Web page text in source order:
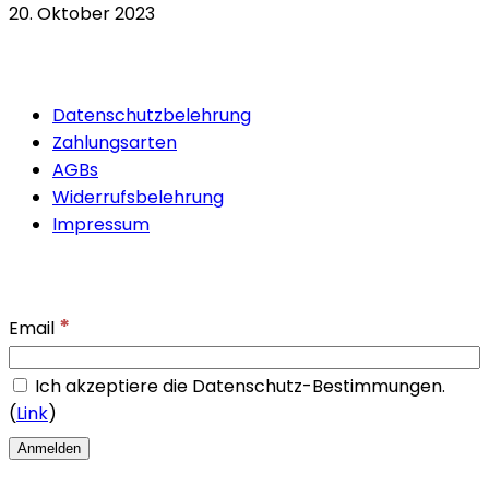
20. Oktober 2023
Datenschutzbelehrung
Zahlungsarten
AGBs
Widerrufsbelehrung
Impressum
Email *
Ich akzeptiere die Datenschutz-Bestimmungen.
(Link)